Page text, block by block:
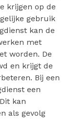
krijgen op de
gebruik
kan de
met
worden. De
en krijgt de
Bij een
een
kan
als gevolg